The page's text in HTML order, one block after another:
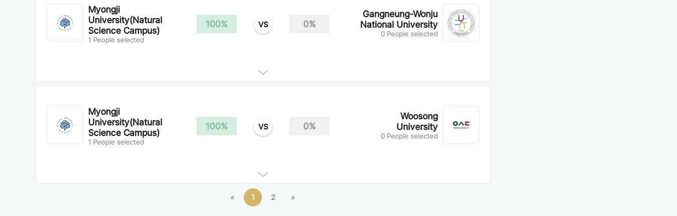
Myongji
University(Natural
Science Campus)
1 People selected
100% VS 0%
Gangneung-Wonju
National University
0 People selected
Myongji
University(Natural
Science Campus)
1 People selected
100% VS 0%
Woosong
University
0 People selected
« 1 2 »